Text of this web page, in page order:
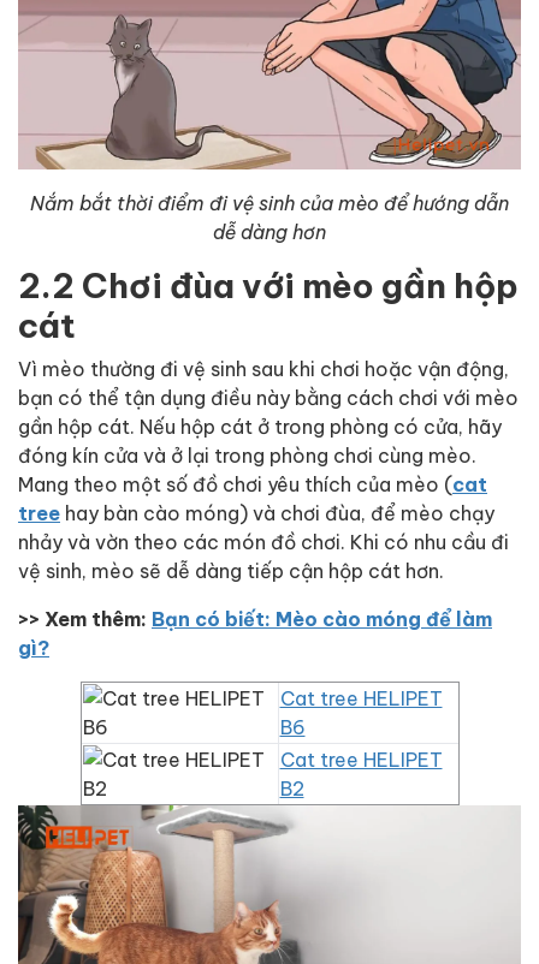
Nắm bắt thời điểm đi vệ sinh của mèo để hướng dẫn
dễ dàng hơn
2.2 Chơi đùa với mèo gần hộp
cát
Vì mèo thường đi vệ sinh sau khi chơi hoặc vận động,
bạn có thể tận dụng điều này bằng cách chơi với mèo
gần hộp cát. Nếu hộp cát ở trong phòng có cửa, hãy
đóng kín cửa và ở lại trong phòng chơi cùng mèo.
Mang theo một số đồ chơi yêu thích của mèo (cat
tree hay bàn cào móng) và chơi đùa, để mèo chạy
nhảy và vờn theo các món đồ chơi. Khi có nhu cầu đi
vệ sinh, mèo sẽ dễ dàng tiếp cận hộp cát hơn.
>> Xem thêm: Bạn có biết: Mèo cào móng để làm
gì?
Cat tree HELIPET
B6
Cat tree HELIPET
B2